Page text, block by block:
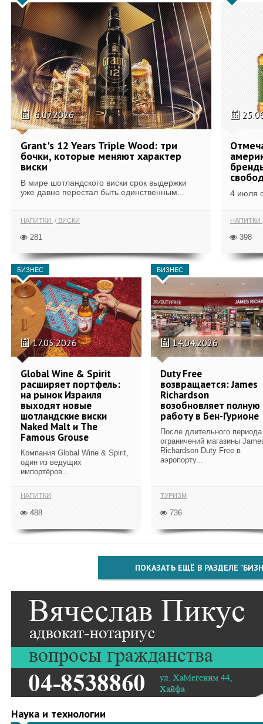
6.07.2026
Grant's 12 Years Triple Wood: три
бочки, которые меняют характер
виски
В мире шотландского виски срок выдержки
уже давно перестал быть единственным...
НАПИТКИ ВИСКИ
281
4 июля
НАПИТКИ
398
БИЗНЕС
17.05.2026
Global Wine & Spirit
расширяет портфель:
на рынок Израиля
выходят новые
шотландские виски
Naked Malt и The
Famous Grouse
Компания Global Wine & Spirit,
один из ведущих
импортёров...
НАПИТКИ
488
БИЗНЕС
14.04.2026
Duty Free
возвращается: James
Richardson
возобновляет полную
работу в Бен-Гурионе
После длительного периода
ограничений магазины
Richardson Duty Free в
аэропорту...
ТУРИЗМ
736
ПОКАЗАТЬ ЕЩЁ В РАЗДЕЛЕ
Наука и технологии